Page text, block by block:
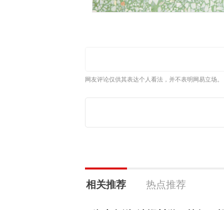
网友评论仅供其表达个人看法，并不表明网易立场。
相关推荐 热点推荐